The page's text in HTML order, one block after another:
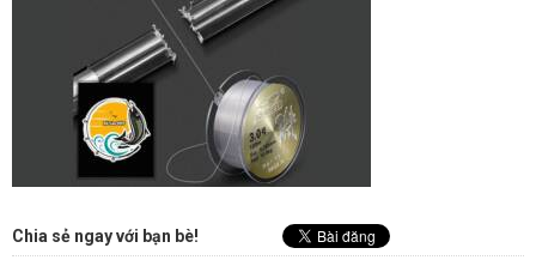
Chia sẻ ngay với bạn bè!